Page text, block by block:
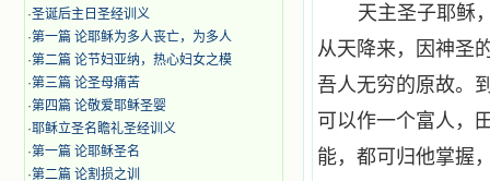
·圣诞后主日圣经训义
·第一篇 论耶稣为多人丧亡，为多人
·第二篇 论节妇亚纳，热心妇女之模
·第三篇 论圣母痛苦
·第四篇 论敬爱耶稣圣婴
·耶稣立圣名瞻礼圣经训义
·第一篇 论耶稣圣名
·第二篇 论割损之训
天主圣子耶稣
从天降来，因神圣
吾人无穷的原故。
可以作一个富人，
能，都可归他掌握